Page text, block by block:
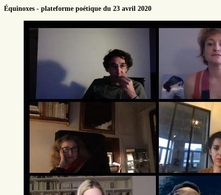
Équinoxes - plateforme poétique du 23 avril 2020